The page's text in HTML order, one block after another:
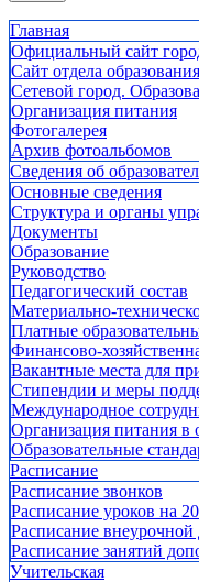
Главная
Официальный сайт
Сайт отдела
Сетевой город.
Организация питания
Фотогалерея
Архив фотоальбомов
Сведения об
Основные сведения
Структура и органы
Документы
Образование
Руководство
Педагогический состав
Материально-
Платные
Финансово-
Вакантные места для
Стипендии и меры
Международное
Организация питания в
Образовательные
Расписание
Расписание звонков
Расписание уроков на
Расписание внеурочной
Расписание занятий
Учительская